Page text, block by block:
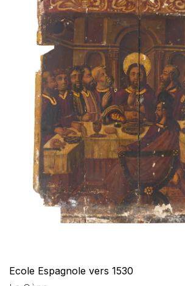
Ecole Espagnole vers 1530